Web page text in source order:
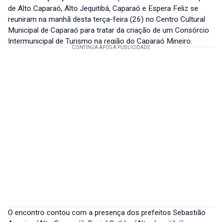
de Alto Caparaó, Alto Jequitibá, Caparaó e Espera Feliz se
reuniram na manhã desta terça-feira (26) no Centro Cultural
Municipal de Caparaó para tratar da criação de um Consórcio
Intermunicipal de Turismo na região do Caparaó Mineiro.
O encontro contou com a presença dos prefeitos Sebastião